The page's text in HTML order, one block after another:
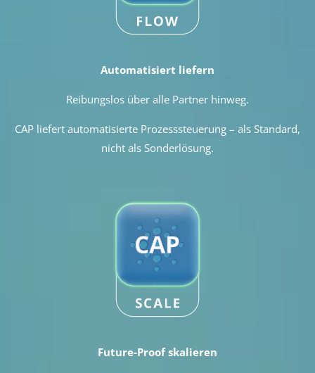
Automatisiert liefern
Reibungslos über alle Partner hinweg.
CAP liefert automatisierte Prozesssteuerung – als Standard,
nicht als Sonderlösung.
Future-Proof skalieren